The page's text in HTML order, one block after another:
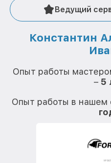
Ведущий
Константин
Опыт работы
– 5
Опыт работы в нашем